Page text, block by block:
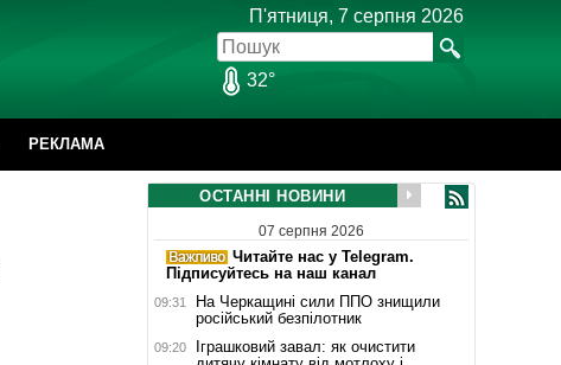
П'ятниця, 7 серпня 2026
32°
РЕКЛАМА
ОСТАННІ НОВИНИ
07 серпня 2026
Читайте нас у Telegram.
Підписуйтесь на наш канал
09:31
На Черкащині сили ППО знищили
російський безпілотник
09:20
Іграшковий завал: як очистити